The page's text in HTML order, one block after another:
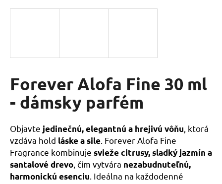
Forever Alofa Fine 30 ml
- dámsky parfém
Objavte jedinečnú, elegantnú a hrejivú vôňu , ktorá
vzdáva hold láske a sile . Forever Alofa Fine
Fragrance kombinuje svieže citrusy, sladký jazmín a
santalové drevo , čím vytvára nezabudnuteľnú,
harmonickú esenciu . Ideálna na každodenné
á
HĽADAŤ
O
d
p
o